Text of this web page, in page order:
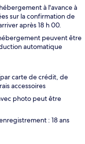
à l'avance à
sur la confirmation de
après 18 h 00.
peuvent être
automatique
carte de crédit, de
accessoires
photo peut être
: 18 ans